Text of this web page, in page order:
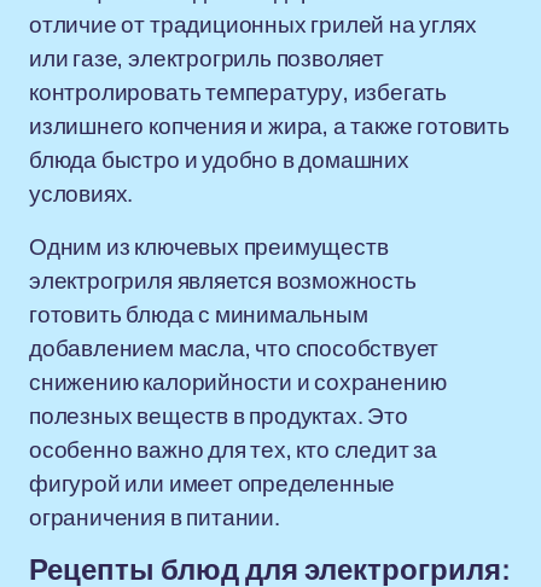
отличие от традиционных грилей на углях
или газе, электрогриль позволяет
контролировать температуру, избегать
излишнего копчения и жира, а также готовить
блюда быстро и удобно в домашних
условиях.
Одним из ключевых преимуществ
электрогриля является возможность
готовить блюда с минимальным
добавлением масла, что способствует
снижению калорийности и сохранению
полезных веществ в продуктах. Это
особенно важно для тех, кто следит за
фигурой или имеет определенные
ограничения в питании.
Рецепты блюд для электрогриля: